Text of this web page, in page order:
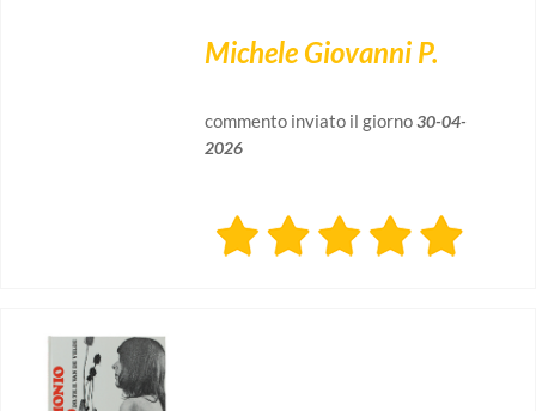
Michele Giovanni P.
commento inviato il giorno30-04-
2026